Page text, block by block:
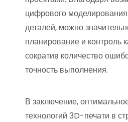
цифрового моделирования
деталей, можно
планирование и контроль
сократив количество
точность выполнения.
В заключение,
технологий 3D-печати в